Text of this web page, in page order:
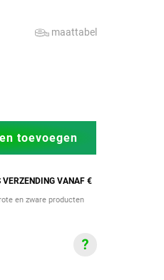
maattabel
of niet beschikbaar
uitverkocht of niet
toevoegen
VERZENDING VANAF €
en zware producten